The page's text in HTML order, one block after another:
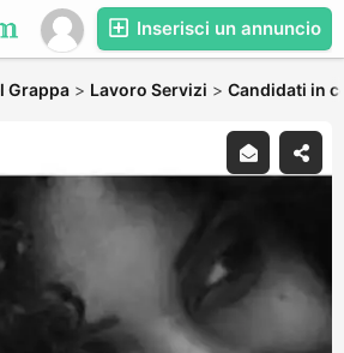
Inserisci un annuncio
Grappa > Lavoro Servizi > Candidati in